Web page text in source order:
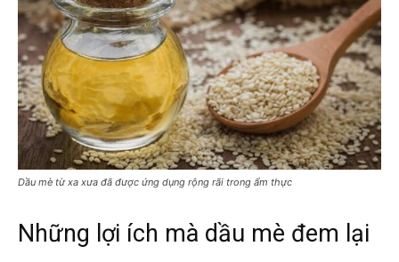
Dầu mè từ xa xưa đã được ứng dụng rộng rãi trong ẩm thực
Những lợi ích mà dầu mè đem lại